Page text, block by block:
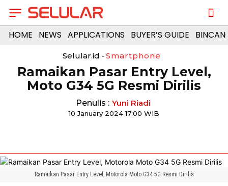
HOME NEWS APPLICATIONS BUYER’S GUIDE
Selular.id -Smartphone
Ramaikan Pasar Entry Level,
Moto G34 5G Resmi Dirilis
Penulis : Yuni Riadi
10 January 2024 17:00 WIB
Ramaikan Pasar Entry Level, Motorola Moto G34 5G Resmi Dirilis